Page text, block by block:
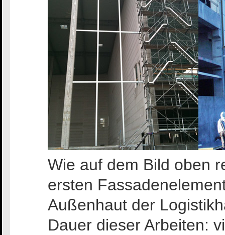
Wie auf dem Bild oben
ersten
Außenhaut der
Dauer dieser Arbeiten: